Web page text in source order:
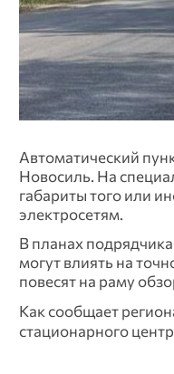
Автоматический
Новосиль. На
габариты того или
электросетям.
В планах
могут влиять на
повесят на раму
Как сообщает
стационарного